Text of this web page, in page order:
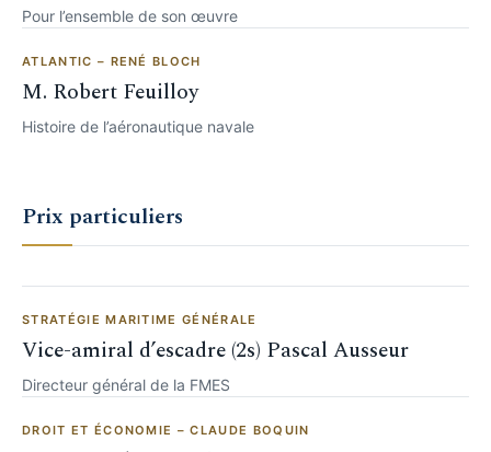
Pour l’ensemble de son œuvre
ATLANTIC – RENÉ BLOCH
M. Robert Feuilloy
Histoire de l’aéronautique navale
Prix particuliers
STRATÉGIE MARITIME GÉNÉRALE
Vice-amiral d’escadre (2s) Pascal Ausseur
Directeur général de la FMES
DROIT ET ÉCONOMIE – CLAUDE BOQUIN